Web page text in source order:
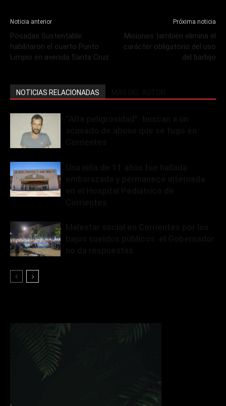
Noticia anterior
Posadas Sustentable:
habilitaron el cuarto Punto
Limpio en avenida Santa Cruz
Próxima noticia
Misiones también elimina el
carácter obligatorio del uso
del barbijo
NOTICIAS RELACIONADAS